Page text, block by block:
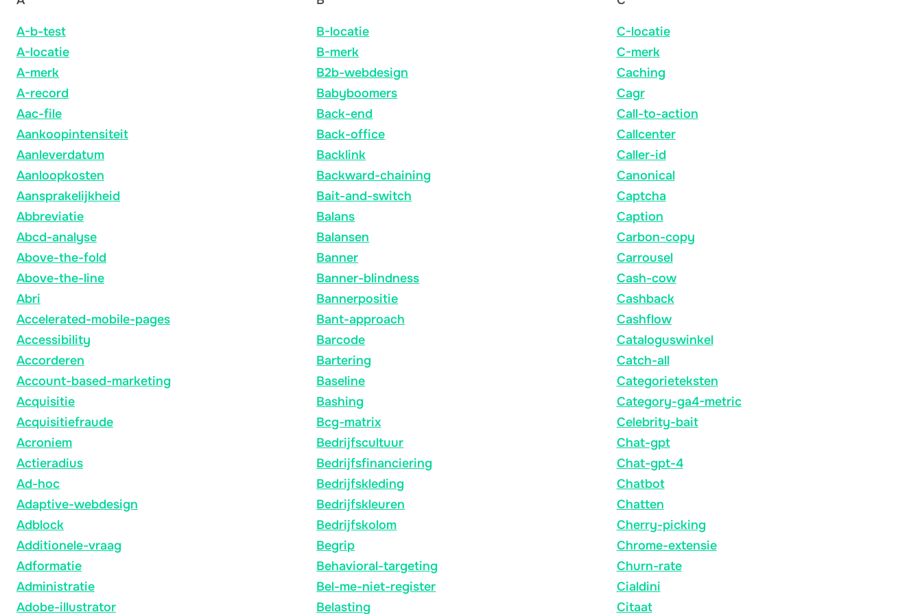
A-b-test
A-locatie
A-merk
A-record
Aac-file
Aankoopintensiteit
Aanleverdatum
Aanloopkosten
Aansprakelijkheid
Abbreviatie
Abcd-analyse
Above-the-fold
Above-the-line
Abri
Accelerated-mobile-pages
Accessibility
Accorderen
Account-based-marketing
Acquisitie
Acquisitiefraude
Acroniem
Actieradius
Ad-hoc
Adaptive-webdesign
Adblock
Additionele-vraag
Adformatie
Administratie
Adobe-illustrator
B-locatie
B-merk
B2b-webdesign
Babyboomers
Back-end
Back-office
Backlink
Backward-chaining
Bait-and-switch
Balans
Balansen
Banner
Banner-blindness
Bannerpositie
Bant-approach
Barcode
Bartering
Baseline
Bashing
Bcg-matrix
Bedrijfscultuur
Bedrijfsfinanciering
Bedrijfskleding
Bedrijfskleuren
Bedrijfskolom
Begrip
Behavioral-targeting
Bel-me-niet-register
Belasting
C-locatie
C-merk
Caching
Cagr
Call-to-action
Callcenter
Caller-id
Canonical
Captcha
Caption
Carbon-copy
Carrousel
Cash-cow
Cashback
Cashflow
Cataloguswinkel
Catch-all
Categorieteksten
Category-ga4-metric
Celebrity-bait
Chat-gpt
Chat-gpt-4
Chatbot
Chatten
Cherry-picking
Chrome-extensie
Churn-rate
Cialdini
Citaat